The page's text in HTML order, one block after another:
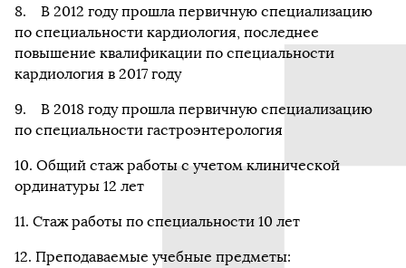
8. В 2012 году прошла первичную специализацию
по специальности кардиология, последнее
повышение квалификации по специальности
кардиология в 2017 году
9. В 2018 году прошла первичную специализацию
по специальности гастроэнтерология
10. Общий стаж работы с учетом клинической
ординатуры 12 лет
11. Стаж работы по специальности 10 лет
12. Преподаваемые учебные предметы: